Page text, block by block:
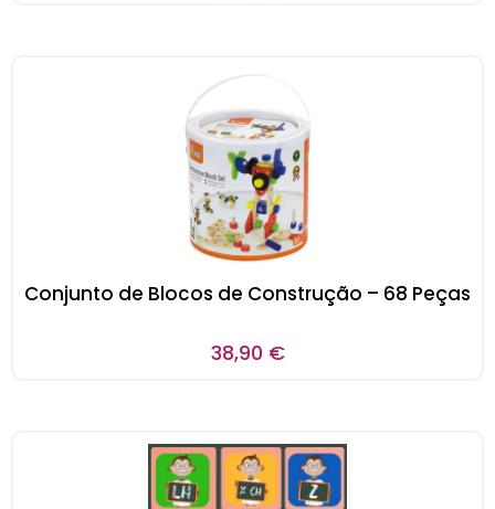
Conjunto de Blocos de Construção – 68 Peças
38,90 €